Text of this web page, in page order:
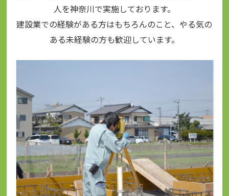
人を神奈川で実施しております。
建設業での経験がある方はもちろんのこと、やる気の
ある未経験の方も歓迎しています。